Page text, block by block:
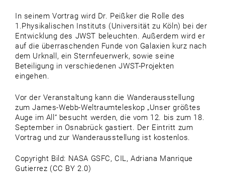
In seinem Vortrag wird Dr. Peißker die Rolle des
1.Physikalischen Instituts (Universität zu Köln) bei der
Entwicklung des JWST beleuchten. Außerdem wird er
auf die überraschenden Funde von Galaxien kurz nach
dem Urknall, ein Sternfeuerwerk, sowie seine
Beteiligung in verschiedenen JWST-Projekten
eingehen.
Vor der Veranstaltung kann die Wanderausstellung
zum James-Webb-Weltraumteleskop „Unser größtes
Auge im All“ besucht werden, die vom 12. bis zum 18.
September in Osnabrück gastiert. Der Eintritt zum
Vortrag und zur Wanderausstellung ist kostenlos.
Copyright Bild: NASA GSFC, CIL, Adriana Manrique
Gutierrez (CC BY 2.0)